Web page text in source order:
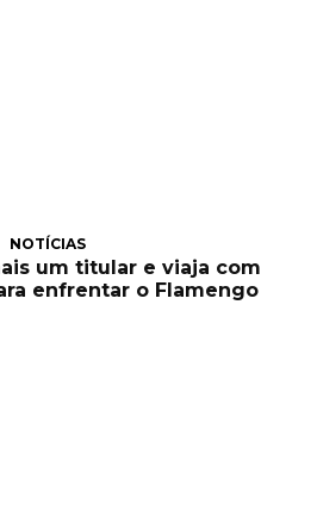
NOTÍCIAS
um titular e viaja com
enfrentar o Flamengo